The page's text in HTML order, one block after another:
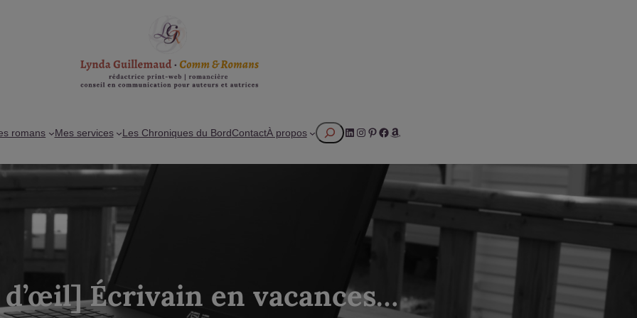
romans Mes services Les Chroniques du BordContactÀ propos RechercherLinkedIn
Instagram
Pinterest
Facebook
Amazon
Écrivain en vacances…